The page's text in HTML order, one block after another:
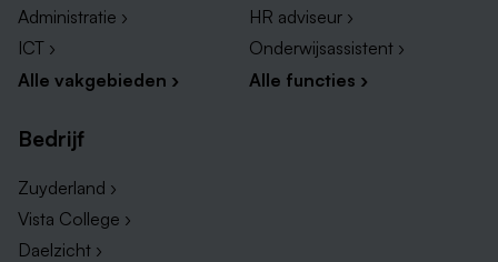
Administratie ›
ICT ›
Alle vakgebieden ›
HR adviseur ›
Onderwijsassistent ›
Alle functies ›
Bedrijf
Zuyderland ›
Vista College ›
Daelzicht ›